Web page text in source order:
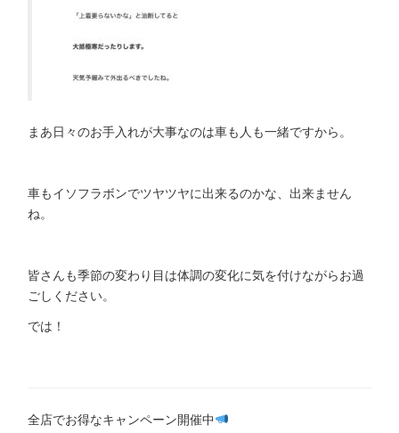
まあ日々のお手入れが大事なのは車も人も一緒ですから。
車もイソフラボンでツヤツヤに出来るのかな、出来ません
ね。
皆さんも季節の変わり目は体調の変化に気を付けながらお過
ごしください。
では！
全店でお得なキャンペーン開催中